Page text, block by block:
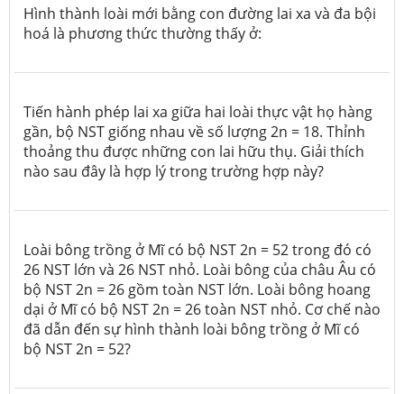
Hình thành loài mới bằng con đường lai xa và đa bội
hoá là phương thức thường thấy ở:
Tiến hành phép lai xa giữa hai loài thực vật họ hàng
gần, bộ NST giống nhau về số lượng 2n = 18. Thỉnh
thoảng thu được những con lai hữu thụ. Giải thích
nào sau đây là hợp lý trong trường hợp này?
Loài bông trồng ở Mĩ có bộ NST 2n = 52 trong đó có
26 NST lớn và 26 NST nhỏ. Loài bông của châu Âu có
bộ NST 2n = 26 gồm toàn NST lớn. Loài bông hoang
dại ở Mĩ có bộ NST 2n = 26 toàn NST nhỏ. Cơ chế nào
đã dẫn đến sự hình thành loài bông trồng ở Mĩ có
bộ NST 2n = 52?